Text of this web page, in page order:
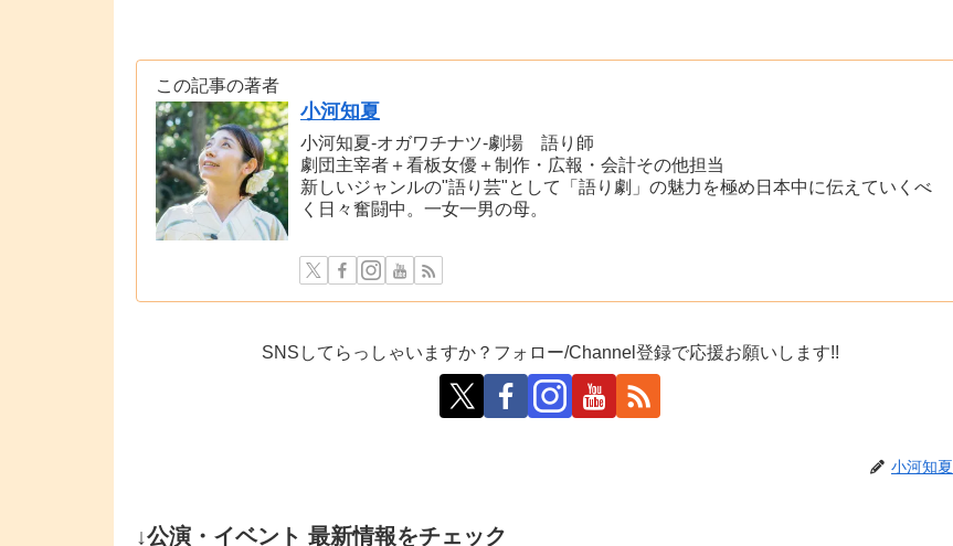
この記事の著者
小河知夏
小河知夏-オガワチナツ-劇場 語り師
劇団主宰者＋看板女優＋制作・広報・会計その他担当
新しいジャンルの"語り芸"として「語り劇」の魅力を極め日本中に伝えていくべ
く日々奮闘中。一女一男の母。
SNSしてらっしゃいますか？フォロー/Channel登録で応援お願いします!!
小河知夏
↓公演・イベント 最新情報をチェック